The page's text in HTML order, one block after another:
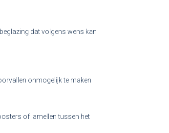
dat volgens wens kan
onmogelijk te maken
of lamellen tussen het